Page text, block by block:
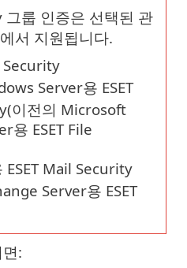
룹 인증은 선택된 관
서 지원됩니다.
Security
Server용 ESET
이전의 Microsoft
용 ESET File
Mail Security
Server용 ESET
: